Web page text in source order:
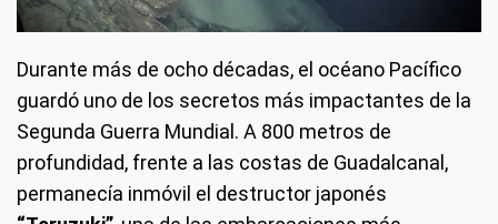
Durante más de ocho décadas, el océano Pacífico
guardó uno de los secretos más impactantes de la
Segunda Guerra Mundial. A 800 metros de
profundidad, frente a las costas de Guadalcanal,
permanecía inmóvil el destructor japonés